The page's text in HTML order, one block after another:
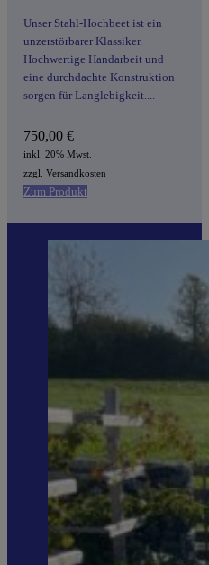
Unser Stahl-Hochbeet ist ein
unzerstörbarer Klassiker.
Hochwertige Handarbeit und
eine durchdachte Konstruktion
sorgen für Langlebigkeit....
750,00€
inkl. 20% Mwst.
zzgl. Versandkosten
Zum Produkt